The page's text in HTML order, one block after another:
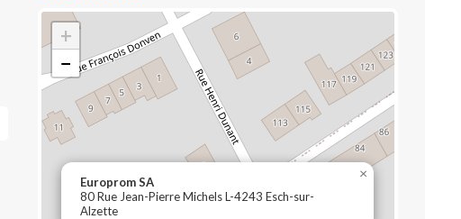
Europrom SA
80 Rue Jean-Pierre Michels L-4243 Esch-sur-
Alzette
×
+
−